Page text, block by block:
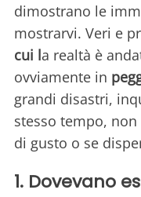
dimostrano le
mostrarvi. Veri e
cui la realtà è
ovviamente in
grandi disastri,
stesso tempo,
di gusto o se
1. Dovevano